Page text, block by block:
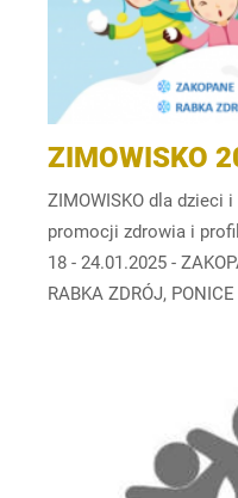
ZIMOWISKO
ZIMOWISKO dla dzieci
promocji zdrowia i
18 - 24.01.2025 -
RABKA ZDRÓJ, PONICE